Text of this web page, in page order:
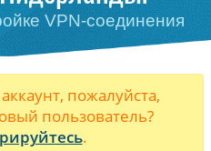
VPN-соединения
пожалуйста,
пользователь?
.